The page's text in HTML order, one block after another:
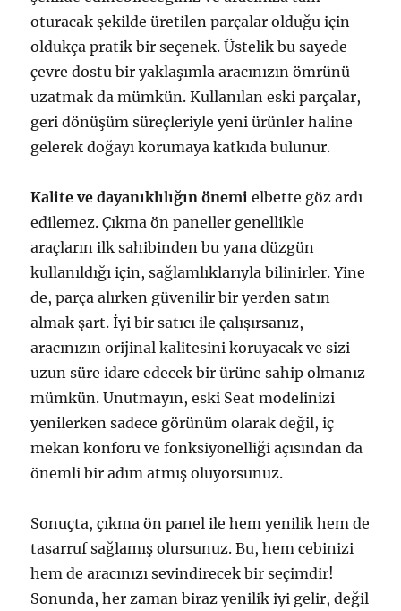
oturacak şekilde üretilen parçalar olduğu için
oldukça pratik bir seçenek. Üstelik bu sayede
çevre dostu bir yaklaşımla aracınızın ömrünü
uzatmak da mümkün. Kullanılan eski parçalar,
geri dönüşüm süreçleriyle yeni ürünler haline
gelerek doğayı korumaya katkıda bulunur.
Kalite ve dayanıklılığın önemi elbette göz ardı
edilemez. Çıkma ön paneller genellikle
araçların ilk sahibinden bu yana düzgün
kullanıldığı için, sağlamlıklarıyla bilinirler. Yine
de, parça alırken güvenilir bir yerden satın
almak şart. İyi bir satıcı ile çalışırsanız,
aracınızın orijinal kalitesini koruyacak ve sizi
uzun süre idare edecek bir ürüne sahip olmanız
mümkün. Unutmayın, eski Seat modelinizi
yenilerken sadece görünüm olarak değil, iç
mekan konforu ve fonksiyonelliği açısından da
önemli bir adım atmış oluyorsunuz.
Sonuçta, çıkma ön panel ile hem yenilik hem de
tasarruf sağlamış olursunuz. Bu, hem cebinizi
hem de aracınızı sevindirecek bir seçimdir!
Sonunda, her zaman biraz yenilik iyi gelir, değil